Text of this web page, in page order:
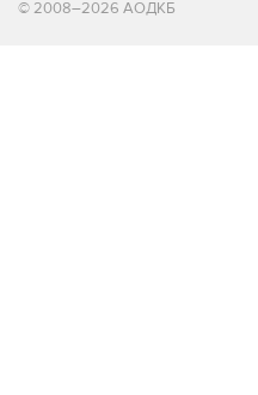
© 2008–2026 АОДКБ